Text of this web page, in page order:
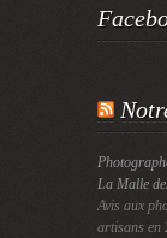
La Malle
Avis aux
artisans en